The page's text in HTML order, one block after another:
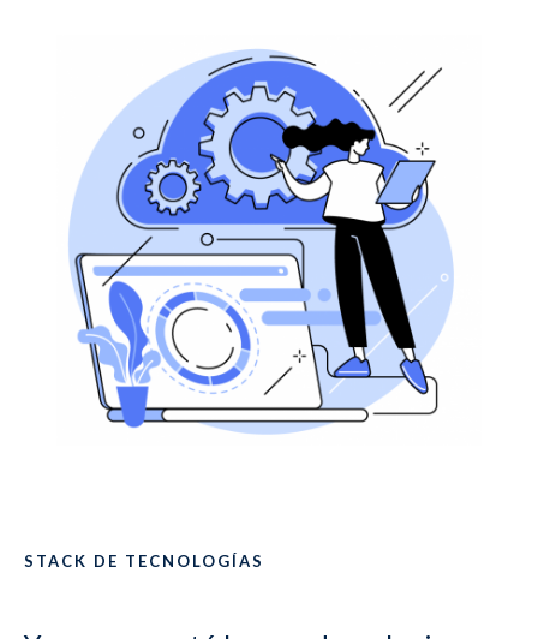
STACK DE TECNOLOGÍAS